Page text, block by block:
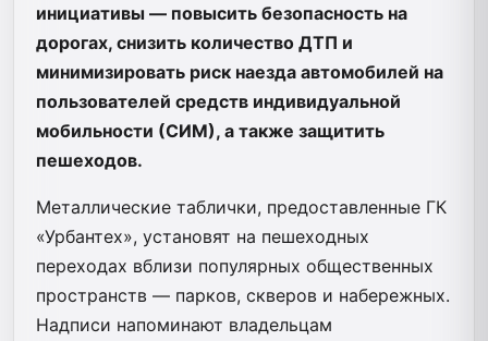
инициативы — повысить безопасность на
дорогах, снизить количество ДТП и
минимизировать риск наезда автомобилей на
пользователей средств индивидуальной
мобильности (СИМ), а также защитить
пешеходов.
Металлические таблички, предоставленные ГК
«Урбантех», установят на пешеходных
переходах вблизи популярных общественных
пространств — парков, скверов и набережных.
Надписи напоминают владельцам